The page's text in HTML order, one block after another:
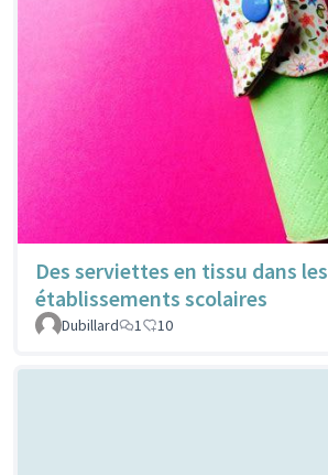
Des serviettes en tissu dans les
établissements scolaires
Dubillard
1 10